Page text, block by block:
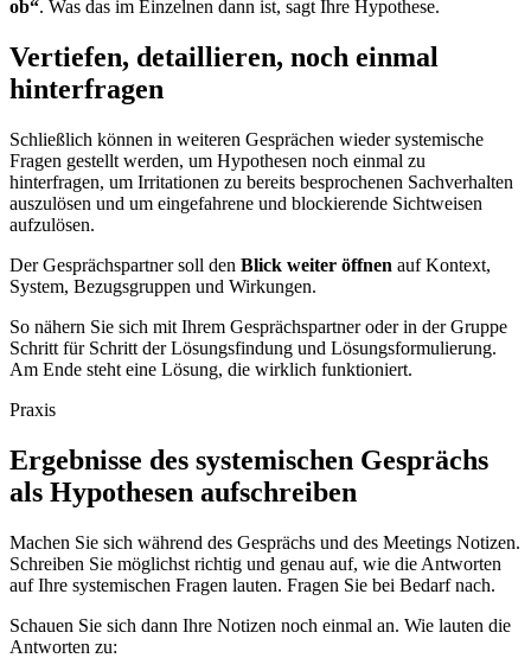
ob“. Was das im Einzelnen dann ist, sagt Ihre Hypothese.
Vertiefen, detaillieren, noch einmal
hinterfragen
Schließlich können in weiteren Gesprächen wieder systemische
Fragen gestellt werden, um Hypothesen noch einmal zu
hinterfragen, um Irritationen zu bereits besprochenen Sachverhalten
auszulösen und um eingefahrene und blockierende Sichtweisen
aufzulösen.
Der Gesprächspartner soll den Blick weiter öffnen auf Kontext,
System, Bezugsgruppen und Wirkungen.
So nähern Sie sich mit Ihrem Gesprächspartner oder in der Gruppe
Schritt für Schritt der Lösungsfindung und Lösungsformulierung.
Am Ende steht eine Lösung, die wirklich funktioniert.
Praxis
Ergebnisse des systemischen Gesprächs
als Hypothesen aufschreiben
Machen Sie sich während des Gesprächs und des Meetings Notizen.
Schreiben Sie möglichst richtig und genau auf, wie die Antworten
auf Ihre systemischen Fragen lauten. Fragen Sie bei Bedarf nach.
Schauen Sie sich dann Ihre Notizen noch einmal an. Wie lauten die
Antworten zu: